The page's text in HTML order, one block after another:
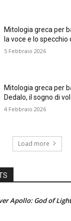
Mitologia greca per
la voce e lo specchio
5 Febbraio 2026
Mitologia greca per
Dedalo, il sogno di
4 Febbraio 2026
Load more
Apollo: God of